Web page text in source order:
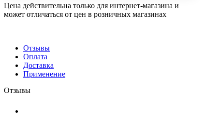
Цена действительна только для интернет-магазина и
может отличаться от цен в розничных магазинах
Отзывы
Оплата
Доставка
Применение
Отзывы